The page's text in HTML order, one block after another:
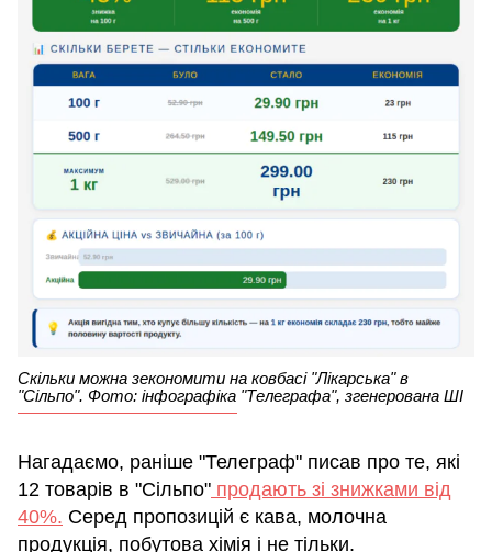
Скільки можна зекономити на ковбасі "Лікарська" в
"Сільпо". Фото: інфографіка "Телеграфа", згенерована ШІ
Нагадаємо, раніше "Телеграф" писав про те, які
12 товарів в "Сільпо" продають зі знижками від
40%. Серед пропозицій є кава, молочна
продукція, побутова хімія і не тільки.